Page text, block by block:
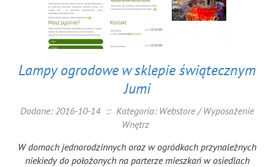
Lampy ogrodowe w sklepie świątecznym
Jumi
Dodane: 2016-10-14 :: Kategoria: Webstore / Wyposażenie
Wnętrz
W domach jednorodzinnych oraz w ogródkach przynależnych
niekiedy do położonych na parterze mieszkań w osiedlach